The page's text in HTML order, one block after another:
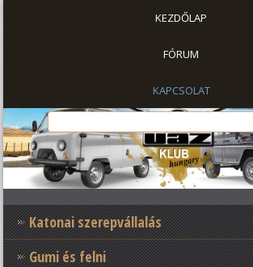
KEZDŐLAP
FÓRUM
KAPCSOLAT
Katonai szerepvállalás
Gumi és felni